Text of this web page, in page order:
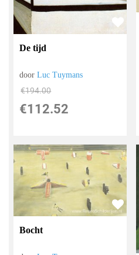
De tijd
doorLuc Tuymans
€194.00
€112.52
Bocht